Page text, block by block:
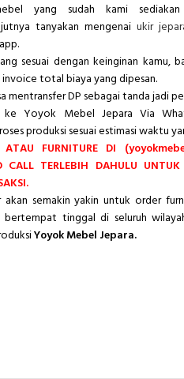
yang sudah kami
tanyakan mengenai ukir
sesuai dengan keinginan kamu,
total biaya yang dipesan.
mentransfer DP sebagai tanda jadi
ke Yoyok Mebel Jepara Via
produksi sesuai estimasi waktu
FURNITURE DI
CALL TERLEBIH DAHULU
semakin yakin untuk order
bertempat tinggal di seluruh
Yoyok Mebel Jepara.